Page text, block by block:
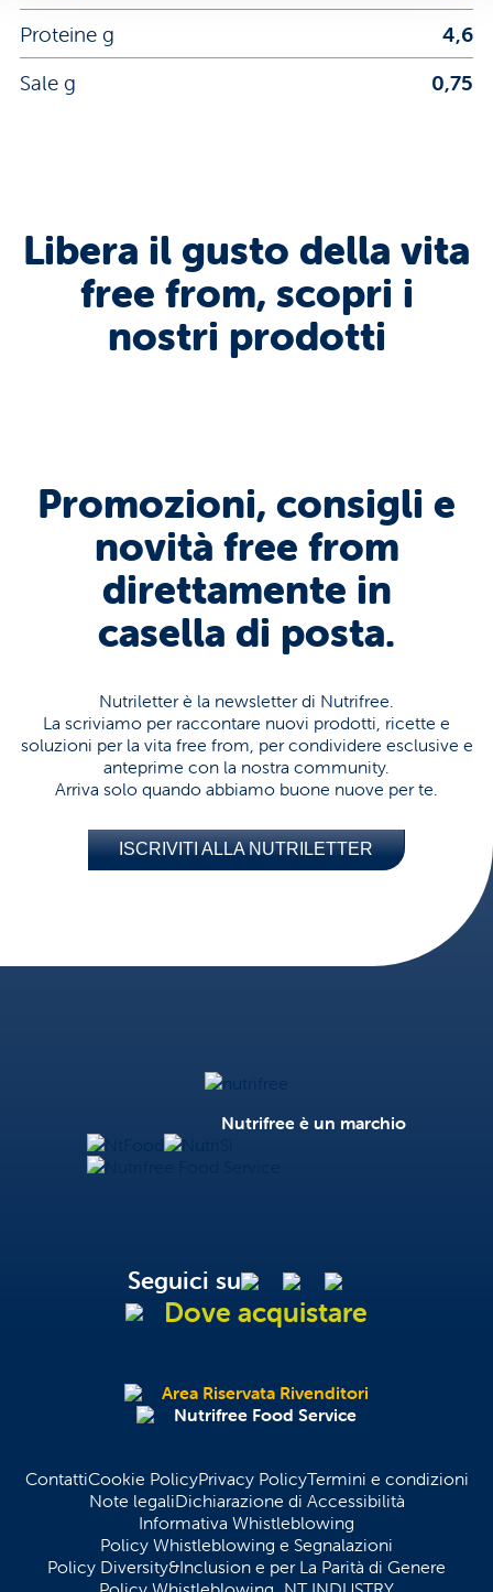
Proteine g
4,6
Sale g
0,75
Libera il gusto della vita
free from, scopri i
nostri prodotti
Promozioni, consigli e
novità free from
direttamente in
casella di posta.
Nutriletter è la newsletter di Nutrifree.
La scriviamo per raccontare nuovi prodotti, ricette e
soluzioni per la vita free from, per condividere esclusive e
anteprime con la nostra community.
Arriva solo quando abbiamo buone nuove per te.
ISCRIVITI ALLA NUTRILETTER
Nutrifree è un marchio
NtFood
Seguici su
Dove acquistare
Area Riservata Rivenditori
Nutrifree Food Service
ContattiCookie PolicyPrivacy PolicyTermini e condizioni
Note legaliDichiarazione di Accessibilità
Informativa Whistleblowing
Policy Whistleblowing e Segnalazioni
Policy Diversity&Inclusion e per La Parità di Genere